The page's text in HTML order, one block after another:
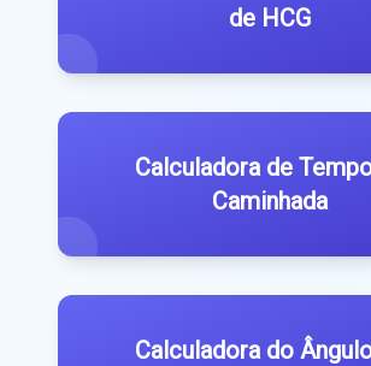
de HCG
Calculadora de
Caminhada
Calculadora do